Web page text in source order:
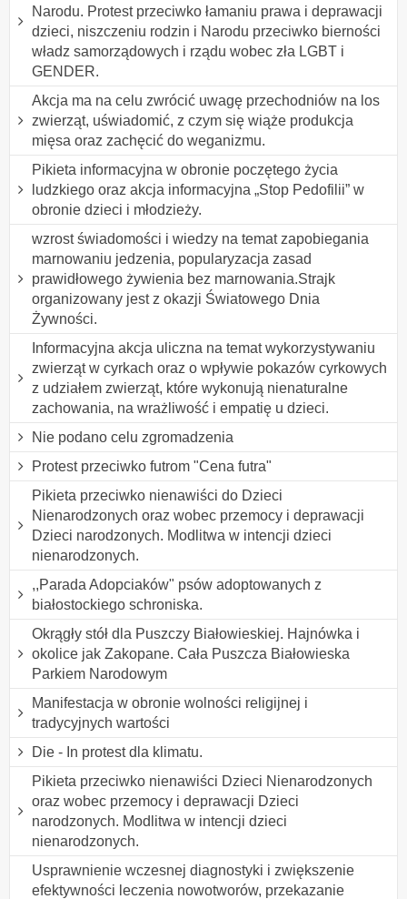
Narodu. Protest przeciwko łamaniu prawa i deprawacji
dzieci, niszczeniu rodzin i Narodu przeciwko bierności
władz samorządowych i rządu wobec zła LGBT i
GENDER.
Akcja ma na celu zwrócić uwagę przechodniów na los
zwierząt, uświadomić, z czym się wiąże produkcja
mięsa oraz zachęcić do weganizmu.
Pikieta informacyjna w obronie poczętego życia
ludzkiego oraz akcja informacyjna „Stop Pedofilii” w
obronie dzieci i młodzieży.
wzrost świadomości i wiedzy na temat zapobiegania
marnowaniu jedzenia, popularyzacja zasad
prawidłowego żywienia bez marnowania.Strajk
organizowany jest z okazji Światowego Dnia
Żywności.
Informacyjna akcja uliczna na temat wykorzystywaniu
zwierząt w cyrkach oraz o wpływie pokazów cyrkowych
z udziałem zwierząt, które wykonują nienaturalne
zachowania, na wrażliwość i empatię u dzieci.
Nie podano celu zgromadzenia
Protest przeciwko futrom "Cena futra"
Pikieta przeciwko nienawiści do Dzieci
Nienarodzonych oraz wobec przemocy i deprawacji
Dzieci narodzonych. Modlitwa w intencji dzieci
nienarodzonych.
,,Parada Adopciaków" psów adoptowanych z
białostockiego schroniska.
Okrągły stół dla Puszczy Białowieskiej. Hajnówka i
okolice jak Zakopane. Cała Puszcza Białowieska
Parkiem Narodowym
Manifestacja w obronie wolności religijnej i
tradycyjnych wartości
Die - In protest dla klimatu.
Pikieta przeciwko nienawiści Dzieci Nienarodzonych
oraz wobec przemocy i deprawacji Dzieci
narodzonych. Modlitwa w intencji dzieci
nienarodzonych.
Usprawnienie wczesnej diagnostyki i zwiększenie
efektywności leczenia nowotworów, przekazanie